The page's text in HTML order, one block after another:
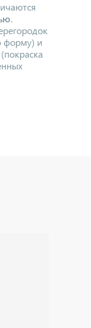
.
форму) и